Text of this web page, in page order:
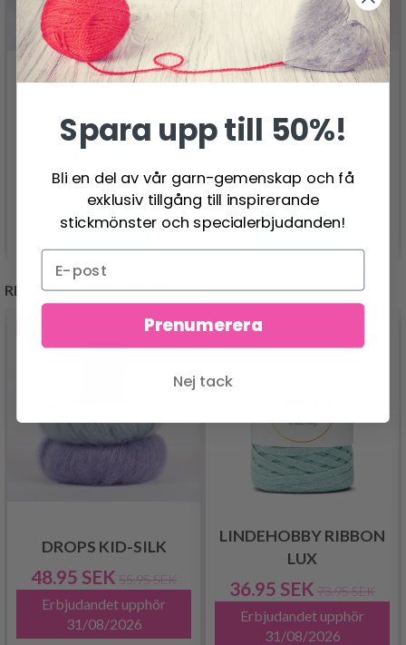
DROPS PUNA
37.95 SEK
Se produkt
MERINO
Se produkt
REKOMMENDERAS FÖR DIG
DROPS KID-SILK
48.95 SEK 55.95 SEK
Erbjudandet upphör
31/08/2026
- 50%
LINDEHOBBY RIBBON
LUX
36.95 SEK 73.95 SEK
Erbjudandet upphör
31/08/2026
Spara upp till 50%!
Bli en del av vår garn-gemenskap och få
exklusiv tillgång till inspirerande
stickmönster och specialerbjudanden!
Prenumerera
Nej tack